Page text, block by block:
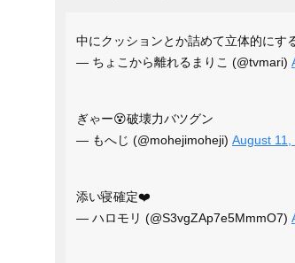
中にクッションとか詰めて立体的にす
— ちょこから離れるまりこ (@tvmari)
ぎゃー😵破壊力バツグン
— もへじ (@mohejimoheji) August 11,
添い寝確定❤️
— ハロモリ (@S3vgZAp7e5MmmO7)